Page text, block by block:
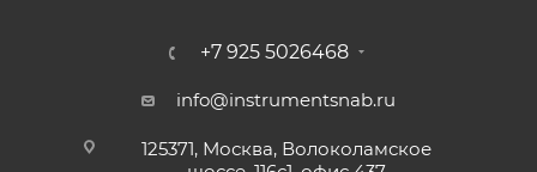
+7 925 5026468
info@instrumentsnab.ru
125371, Москва, Волоколамское